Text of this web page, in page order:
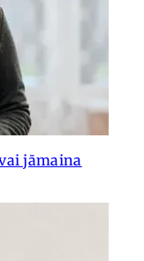
jāmaina